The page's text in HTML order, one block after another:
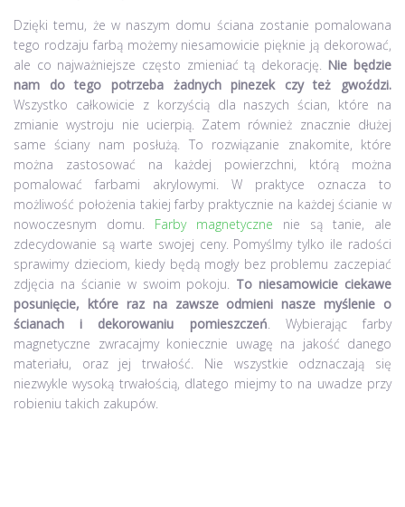
Dzięki temu, że w naszym domu ściana zostanie pomalowana
tego rodzaju farbą możemy niesamowicie pięknie ją dekorować,
ale co najważniejsze często zmieniać tą dekorację. Nie będzie
nam do tego potrzeba żadnych pinezek czy też gwoździ.
Wszystko całkowicie z korzyścią dla naszych ścian, które na
zmianie wystroju nie ucierpią. Zatem również znacznie dłużej
same ściany nam posłużą. To rozwiązanie znakomite, które
można zastosować na każdej powierzchni, którą można
pomalować farbami akrylowymi. W praktyce oznacza to
możliwość położenia takiej farby praktycznie na każdej ścianie w
nowoczesnym domu. Farby magnetyczne nie są tanie, ale
zdecydowanie są warte swojej ceny. Pomyślmy tylko ile radości
sprawimy dzieciom, kiedy będą mogły bez problemu zaczepiać
zdjęcia na ścianie w swoim pokoju. To niesamowicie ciekawe
posunięcie, które raz na zawsze odmieni nasze myślenie o
ścianach i dekorowaniu pomieszczeń . Wybierając farby
magnetyczne zwracajmy koniecznie uwagę na jakość danego
materiału, oraz jej trwałość. Nie wszystkie odznaczają się
niezwykle wysoką trwałością, dlatego miejmy to na uwadze przy
robieniu takich zakupów.